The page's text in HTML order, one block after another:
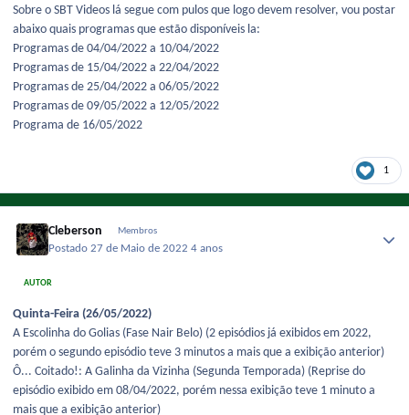
Sobre o SBT Videos lá segue com pulos que logo devem resolver, vou postar
abaixo quais programas que estão disponíveis la:
Programas de 04/04/2022 a 10/04/2022
Programas de 15/04/2022 a 22/04/2022
Programas de 25/04/2022 a 06/05/2022
Programas de 09/05/2022 a 12/05/2022
Programa de 16/05/2022
1
Cleberson Membros
Postado27 de Maio de 20224 anos
AUTOR
Quinta-Feira (26/05/2022)
A Escolinha do Golias (Fase Nair Belo) (2 episódios já exibidos em 2022,
porém o segundo episódio teve 3 minutos a mais que a exibição anterior)
Ô... Coitado!: A Galinha da Vizinha (Segunda Temporada) (Reprise do
episódio exibido em 08/04/2022, porém nessa exibição teve 1 minuto a
mais que a exibição anterior)